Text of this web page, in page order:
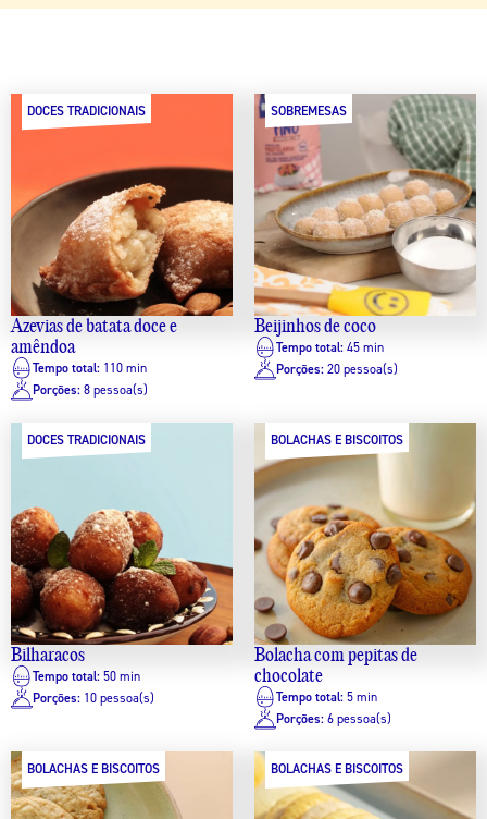
DOCES TRADICIONAIS
Azevias de batata doce e
amêndoa
Tempo total: 110 min
Porções: 8 pessoa(s)
SOBREMESAS
Beijinhos de coco
Tempo total: 45 min
Porções: 20 pessoa(s)
DOCES TRADICIONAIS
Bilharacos
Tempo total: 50 min
Porções: 10 pessoa(s)
BOLACHAS E BISCOITOS
Bolacha com pepitas de
chocolate
Tempo total: 5 min
Porções: 6 pessoa(s)
BOLACHAS E BISCOITOS BOLACHAS E BISCOITOS